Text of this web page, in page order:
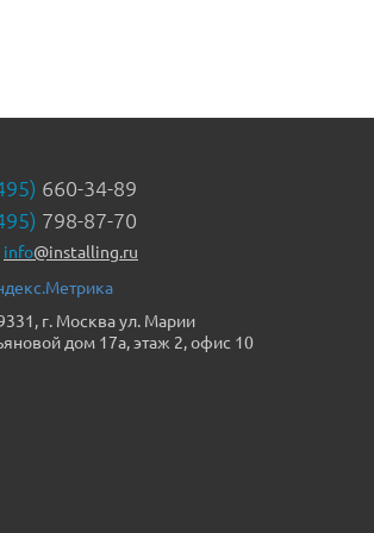
660-34-89
798-87-70
info@installing.ru
г. Москва ул. Марии
дом 17а, этаж 2, офис 10